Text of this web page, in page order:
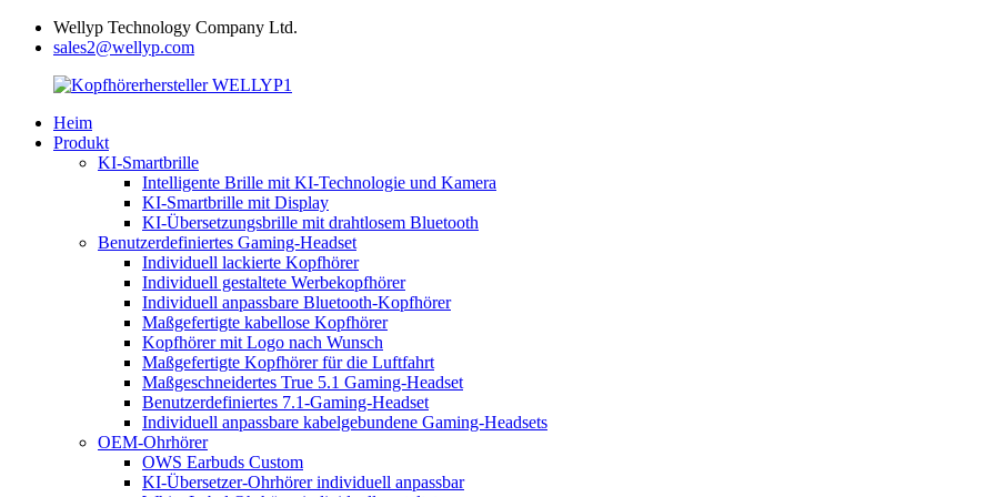
Wellyp Technology Company Ltd.
sales2@wellyp.com
Heim
Produkt
KI-Smartbrille
Intelligente Brille mit KI-Technologie und Kamera
KI-Smartbrille mit Display
KI-Übersetzungsbrille mit drahtlosem Bluetooth
Benutzerdefiniertes Gaming-Headset
Individuell lackierte Kopfhörer
Individuell gestaltete Werbekopfhörer
Individuell anpassbare Bluetooth-Kopfhörer
Maßgefertigte kabellose Kopfhörer
Kopfhörer mit Logo nach Wunsch
Maßgefertigte Kopfhörer für die Luftfahrt
Maßgeschneidertes True 5.1 Gaming-Headset
Benutzerdefiniertes 7.1-Gaming-Headset
Individuell anpassbare kabelgebundene Gaming-Headsets
OEM-Ohrhörer
OWS Earbuds Custom
KI-Übersetzer-Ohrhörer individuell anpassbar